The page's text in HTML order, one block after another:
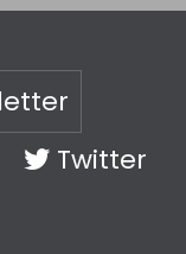
Twitter